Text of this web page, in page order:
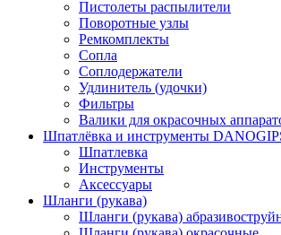
Пистолеты распылители
Поворотные узлы
Ремкомплекты
Сопла
Соплодержатели
Удлинитель (удочки)
Фильтры
Валики для окрасочных
Шпатлёвка и инструменты
Шпатлевка
Инструменты
Аксессуары
Шланги (рукава)
Шланги (рукава)